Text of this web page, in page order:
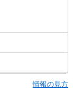
情報の見方